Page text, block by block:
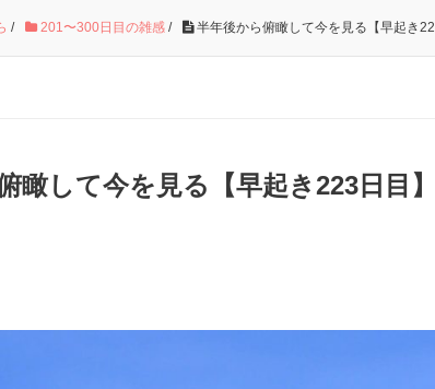
/ 201〜300日目の雑感 / 半年後から俯瞰して今を見る【早起き
瞰して今を見る【早起き223日目】